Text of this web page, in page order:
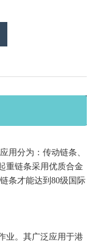
用分为：传动链条、
重链条采用优质合金
条才能达到80级国际
业。其广泛应用于港